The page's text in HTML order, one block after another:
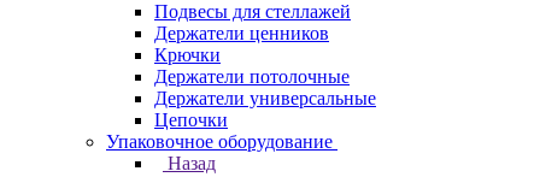
Подвесы для стеллажей
Держатели ценников
Крючки
Держатели потолочные
Держатели универсальные
Цепочки
Упаковочное оборудование
Назад